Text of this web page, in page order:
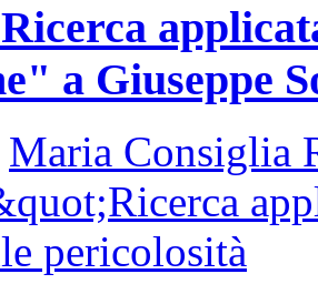
a Giuseppe
Maria Consiglia